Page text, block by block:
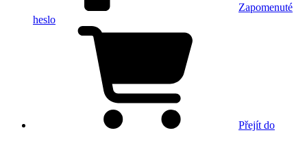
Zapomenuté
heslo
Přejít do